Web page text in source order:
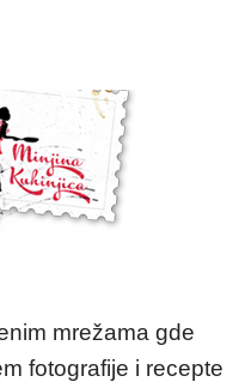
mrežama gde
fotografije i recepte